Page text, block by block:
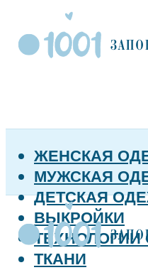
ЖЕНСКАЯ
МУЖСКАЯ
ДЕТСКАЯ
ВЫКРОЙКИ
ТЕХНОЛОГИИ
ТКАНИ